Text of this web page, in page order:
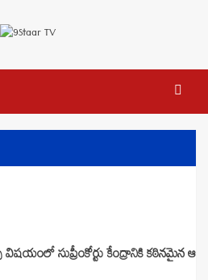
విషయంలో సుప్రీంకోర్టు కేంద్రానికి కఠినమైన